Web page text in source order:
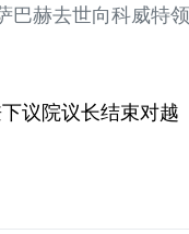
巴赫去世向科威特
议院议长结束对越